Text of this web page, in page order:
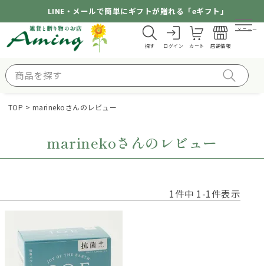
LINE・メールで簡単にギフトが贈れる「eギフト」
探す ログイン カート 店舗情報
メニュー
TOP marinekoさんのレビュー
marinekoさんのレビュー
1件中 1-1件表示